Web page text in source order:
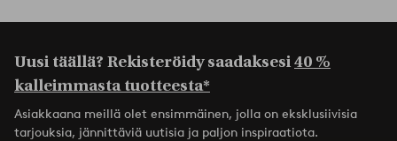
Uusi täällä? Rekisteröidy saadaksesi40 %
kalleimmasta tuotteesta*
Asiakkaana meillä olet ensimmäinen, jolla on eksklusiivisia
tarjouksia, jännittäviä uutisia ja paljon inspiraatiota.